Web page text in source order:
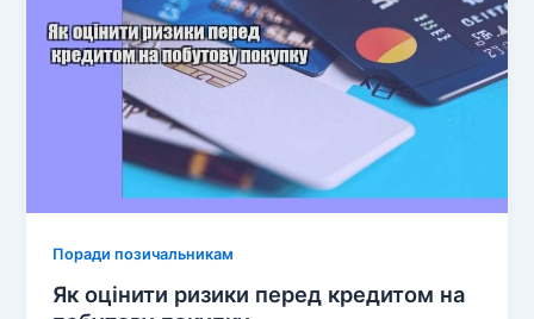
Поради позичальникам
Як оцінити ризики перед кредитом на